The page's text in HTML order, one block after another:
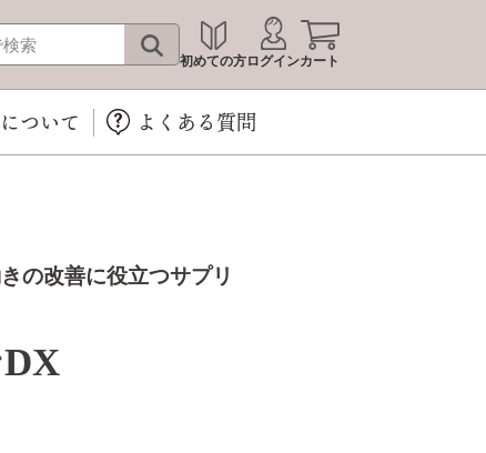
初めての方ログインカート
ついて よくある質問
の改善に役立つサプリ